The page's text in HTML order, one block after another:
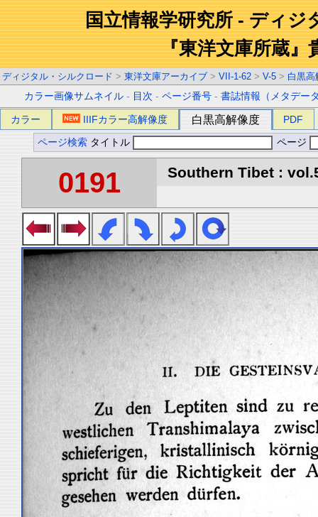
国立情報学研究所 - ディジ
『東洋文庫所蔵』
ディジタル・シルクロード > 東洋文庫アーカイブ > VII-1-62 > V-5 > 白黒高
カラー画像サムネイル - 目次 -ページ番号 -書誌情報（メタデー
カラー IIIFカラー高解像度 白黒高解像度 PDF
ページ検索 タイトル ページ
0191 Southern Tibet :